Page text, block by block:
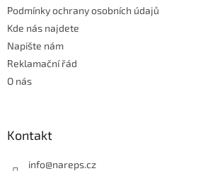
Podmínky ochrany osobních údajů
Kde nás najdete
Napište nám
Reklamační řád
O nás
Kontakt
info@nareps.cz